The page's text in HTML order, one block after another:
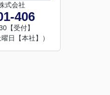
式会社
406
【受付】
日【本社】）